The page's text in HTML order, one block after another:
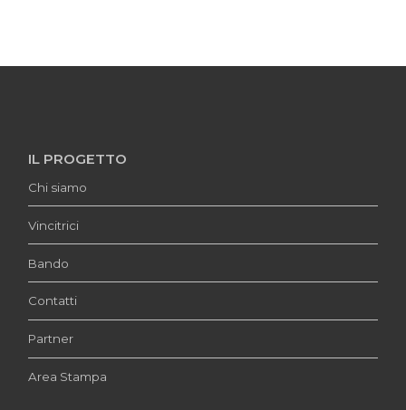
IL PROGETTO
Chi siamo
Vincitrici
Bando
Contatti
Partner
Area Stampa